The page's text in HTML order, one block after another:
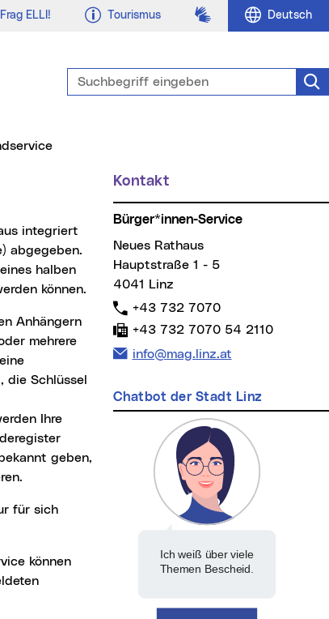
Frag ELLI! Tourismus Gebärdensprache
Deutsch
Suchbegriff eingeben
(aktueller Menüpunkt)
abgegeben.
halben
können.
mehrere
die Schlüssel
Ihre
geben,
können
Weitere Informationen
Kontakt
Bürger*innen-Service
Neues Rathaus
Hauptstraße 1 - 5
4041 Linz
Telefon:
+43 732 7070
Fax:
+43 732 7070 54 2110
E-Mail Adresse:
info@mag.linz.at
Chatbot der Stadt Linz
Ich weiß über viele
Themen Bescheid.